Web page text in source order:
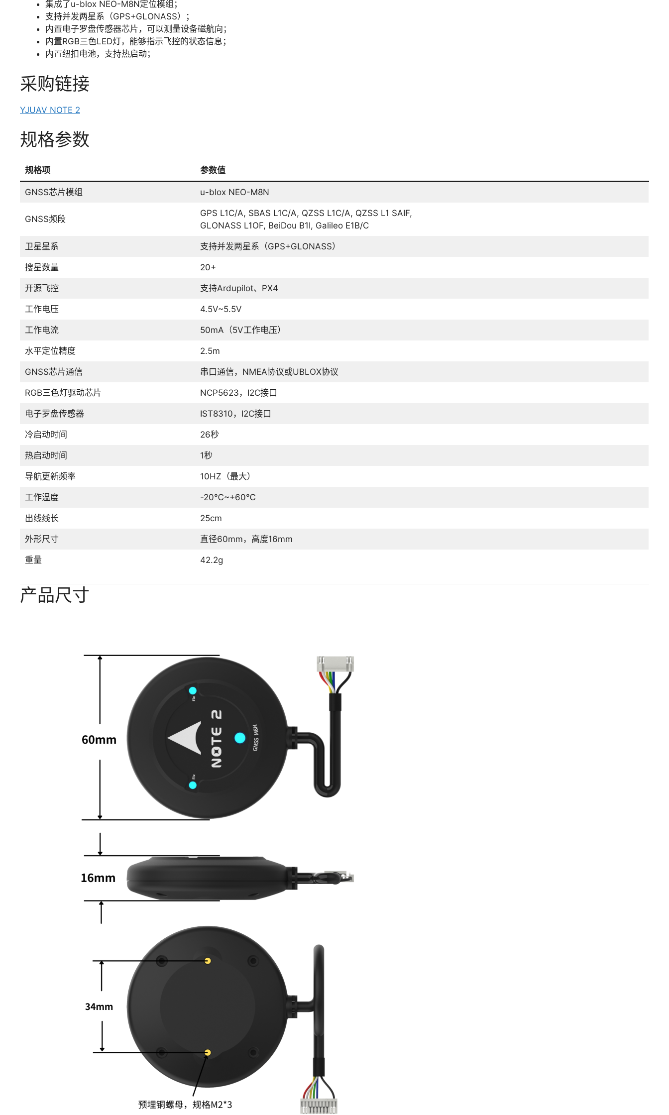
集成了u-blox NEO-M8N定位模组；
支持并发两星系（GPS+GLONASS）；
内置电子罗盘传感器芯片，可以测量设备磁航向；
内置RGB三色LED灯，能够指示飞控的状态信息；
内置纽扣电池，支持热启动；
采购链接
YJUAV NOTE 2
规格参数
规格项 参数值
GNSS芯片模组 u-blox NEO-M8N
GNSS频段
GPS L1C/A, SBAS L1C/A, QZSS L1C/A, QZSS L1 SAIF,
GLONASS L1OF, BeiDou B1I, Galileo E1B/C
卫星星系 支持并发两星系（GPS+GLONASS）
搜星数量 20+
开源飞控 支持Ardupilot、PX4
工作电压 4.5V~5.5V
工作电流 50mA（5V工作电压）
水平定位精度 2.5m
GNSS芯片通信 串口通信，NMEA协议或UBLOX协议
RGB三色灯驱动芯片 NCP5623，I2C接口
电子罗盘传感器 IST8310，I2C接口
冷启动时间 26秒
热启动时间 1秒
导航更新频率 10HZ（最大）
工作温度 -20℃~+60℃
出线线长 25cm
外形尺寸 直径60mm，高度16mm
重量 42.2g
产品尺寸